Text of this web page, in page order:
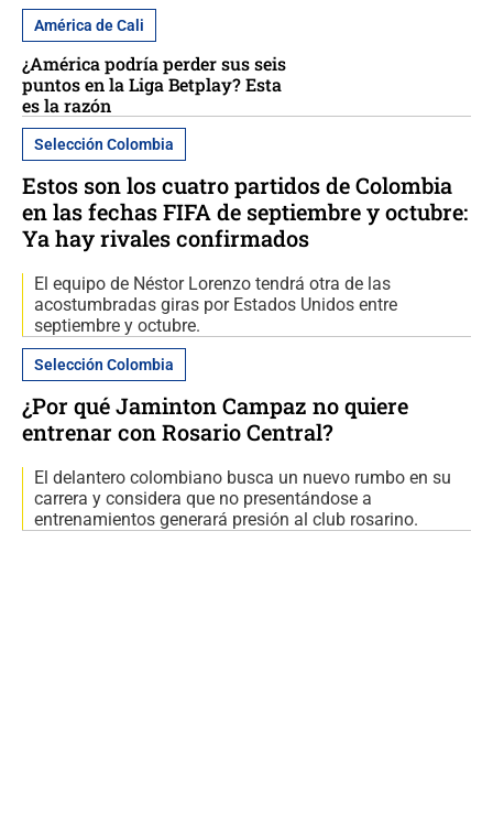
América de Cali
¿América podría perder sus seis
puntos en la Liga Betplay? Esta
es la razón
Selección Colombia
Estos son los cuatro partidos de Colombia
en las fechas FIFA de septiembre y octubre:
Ya hay rivales confirmados
El equipo de Néstor Lorenzo tendrá otra de las
acostumbradas giras por Estados Unidos entre
septiembre y octubre.
Selección Colombia
¿Por qué Jaminton Campaz no quiere
entrenar con Rosario Central?
El delantero colombiano busca un nuevo rumbo en su
carrera y considera que no presentándose a
entrenamientos generará presión al club rosarino.